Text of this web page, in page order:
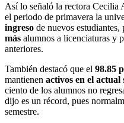
Así lo señaló la rectora Cecilia
el periodo de primavera la
ingreso de nuevos estudiantes,
más alumnos a licenciaturas y
anteriores.
También destacó que el 98.85
mantienen activos en el actual
ciento de los alumnos no
dijo es un récord, pues
semestre.